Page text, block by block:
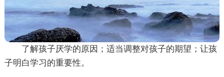
了解孩子厌学的原因；适当调整对孩子的期望；让孩
子明白学习的重要性。